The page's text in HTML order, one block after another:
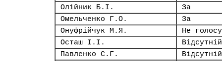
Олійник Б.І.
За
Омельченко Г.О.
За
Онуфрійчук М.Я.
Не
Осташ І.І.
Відсутній
Павленко С.Г.
Відсутній